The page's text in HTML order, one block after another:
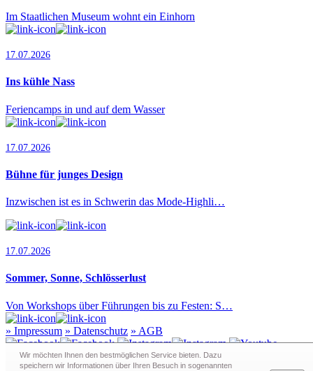
Im Staatlichen Museum wohnt ein Einhorn
17.07.2026
Ins kühle Nass
Feriencamps in und auf dem Wasser
17.07.2026
Bühne für junges Design
Inzwischen ist es in Schwerin das Mode-Highli…
17.07.2026
Sommer, Sonne, Schlösserlust
Von Workshops über Führungen bis zu Festen: S…
» Impressum » Datenschutz » AGB
Wir möchten Ihnen den bestmöglichen Service bieten. Dazu
speichern wir Informationen über Ihren Besuch in sogenann­ten